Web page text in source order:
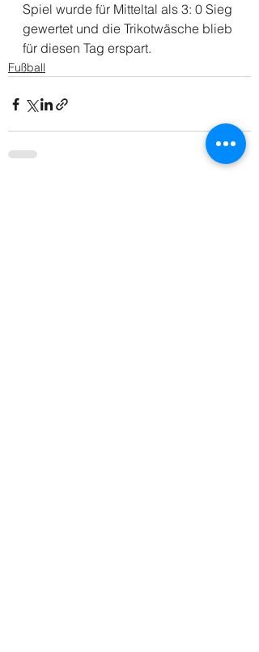
Spiel wurde für Mitteltal als 3: 0 Sieg
gewertet und die Trikotwäsche blieb
für diesen Tag erspart.
Fußball